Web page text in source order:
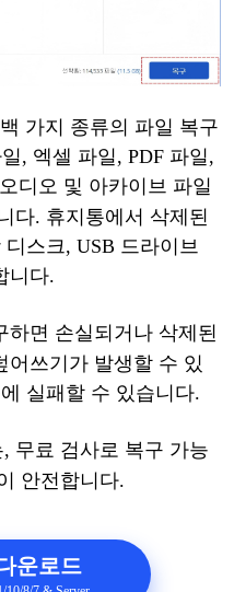
가지 종류의 파일 복구
, 엑셀 파일, PDF 파일,
디오 및 아카이브 파일
다. 휴지통에서 삭제된
스크, USB 드라이브
니다.
하면 손실되거나 삭제된
어쓰기가 발생할 수 있
실패할 수 있습니다.
, 무료 검사로 복구 가능
안전합니다.
운로드